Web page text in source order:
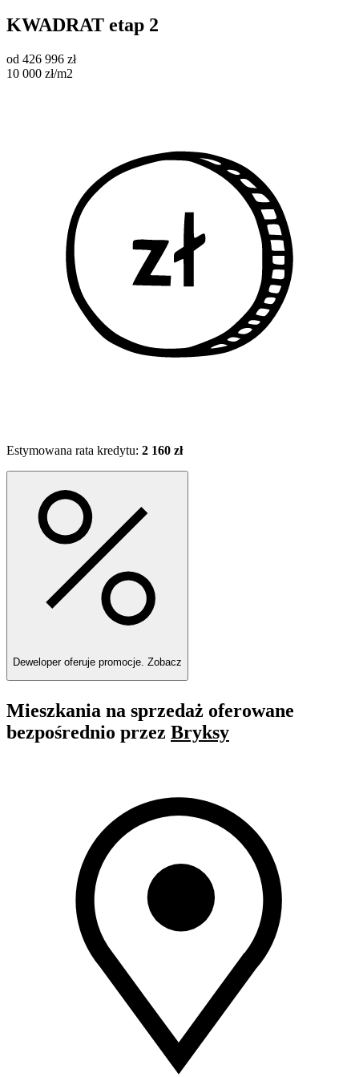
KWADRAT etap 2
od 426 996 zł
10 000 zł/m2
Estymowana rata kredytu: 2 160 zł
Deweloper oferuje promocje. Zobacz
Mieszkania na sprzedaż oferowane
bezpośrednio przez Bryksy